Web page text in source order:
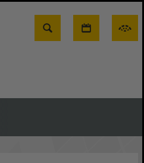
Suche